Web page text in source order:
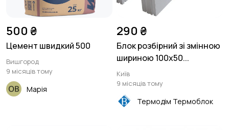
500 ₴
Цемент швидкий 500
Вишгород
9 місяців тому
Марія
290 ₴
Блок розбірний зі змінною
шириною 100х50...
Київ
9 місяців тому
Термодім Термоблок